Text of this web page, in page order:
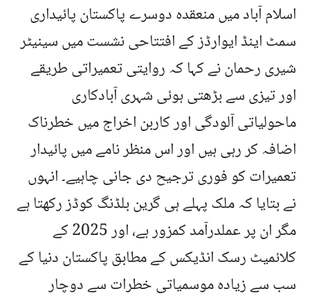
اسلام آباد میں منعقدہ دوسرے پاکستان پائیداری
سمٹ اینڈ ایوارڈز کے افتتاحی نشست میں سینیٹر
شیری رحمان نے کہا کہ روایتی تعمیراتی طریقے
اور تیزی سے بڑھتی ہوئی شہری آبادکاری
ماحولیاتی آلودگی اور کاربن اخراج میں خطرناک
اضافہ کر رہی ہیں اور اس منظر نامے میں پائیدار
تعمیرات کو فوری ترجیح دی جانی چاہیے۔ انہوں
نے بتایا کہ ملک پہلے ہی گرین بلڈنگ کوڈز رکھتا ہے
مگر ان پر عملدرآمد کمزور ہے، اور 2025 کے
کلائمیٹ رسک انڈیکس کے مطابق پاکستان دنیا کے
سب سے زیادہ موسمیاتی خطرات سے دوچار